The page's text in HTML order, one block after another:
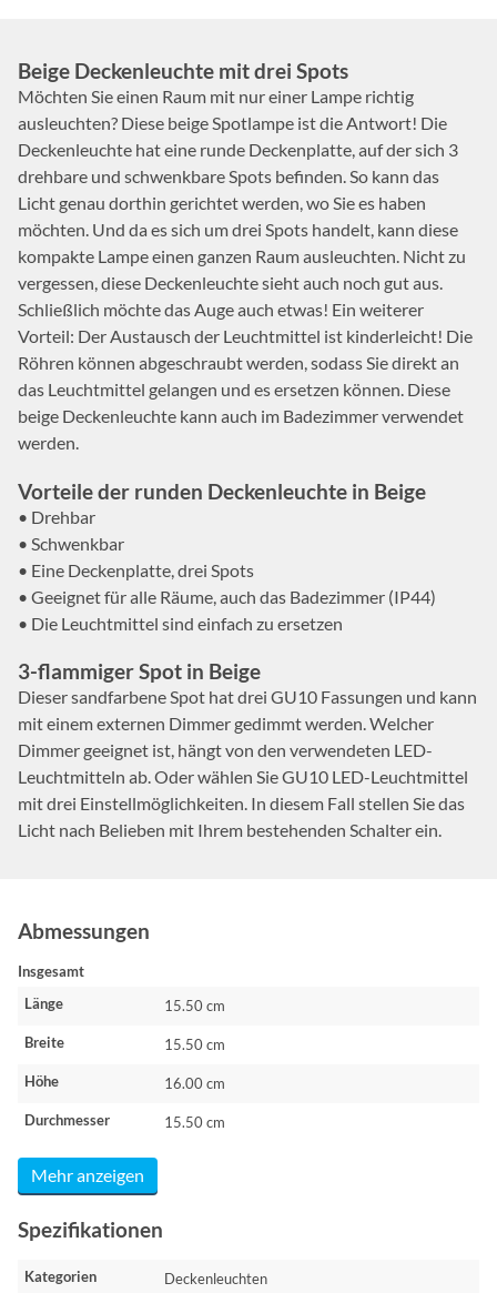
Beige Deckenleuchte mit drei Spots
Möchten Sie einen Raum mit nur einer Lampe richtig
ausleuchten? Diese beige Spotlampe ist die Antwort! Die
Deckenleuchte hat eine runde Deckenplatte, auf der sich 3
drehbare und schwenkbare Spots befinden. So kann das
Licht genau dorthin gerichtet werden, wo Sie es haben
möchten. Und da es sich um drei Spots handelt, kann diese
kompakte Lampe einen ganzen Raum ausleuchten. Nicht zu
vergessen, diese Deckenleuchte sieht auch noch gut aus.
Schließlich möchte das Auge auch etwas! Ein weiterer
Vorteil: Der Austausch der Leuchtmittel ist kinderleicht! Die
Röhren können abgeschraubt werden, sodass Sie direkt an
das Leuchtmittel gelangen und es ersetzen können. Diese
beige Deckenleuchte kann auch im Badezimmer verwendet
werden.
Vorteile der runden Deckenleuchte in Beige
• Drehbar
• Schwenkbar
• Eine Deckenplatte, drei Spots
• Geeignet für alle Räume, auch das Badezimmer (IP44)
• Die Leuchtmittel sind einfach zu ersetzen
3-flammiger Spot in Beige
Dieser sandfarbene Spot hat drei GU10 Fassungen und kann
mit einem externen Dimmer gedimmt werden. Welcher
Dimmer geeignet ist, hängt von den verwendeten LED-
Leuchtmitteln ab. Oder wählen Sie GU10 LED-Leuchtmittel
mit drei Einstellmöglichkeiten. In diesem Fall stellen Sie das
Licht nach Belieben mit Ihrem bestehenden Schalter ein.
Abmessungen
Insgesamt
Länge
15.50 cm
Breite 15.50 cm
Höhe 16.00 cm
Durchmesser 15.50 cm
Mehr anzeigen
Spezifikationen
Kategorien
Deckenleuchten